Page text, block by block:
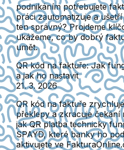
podnikáním potřebujete
práci zautomatizuje a
ten správný? Projdeme
ukážeme, co by dobrý
umět.
QR kód na faktuře: Jak
a jak ho nastavit
21. 3. 2026
QR kód na faktuře
překlepy a zkracuje čekání
jak QR platba technicky
SPAYD, které banky ho
aktivujete ve